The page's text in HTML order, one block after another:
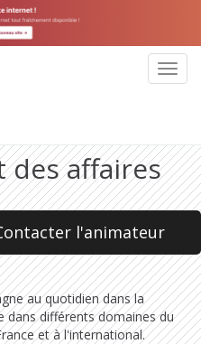
des affaires
l'animateur
au quotidien dans la
différents domaines du
et à l'international.